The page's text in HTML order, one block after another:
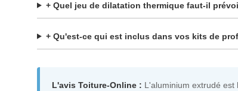
+ Quel jeu de dilatation thermique faut-il
+ Qu'est-ce qui est inclus dans vos kits de
L'avis Toiture-Online : L'aluminium extrudé